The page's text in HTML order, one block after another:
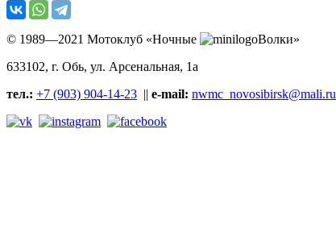
© 1989—2021 Мотоклуб «Ночные
Волки»
633102, г. Обь, ул. Арсенальная, 1а
тел.: +7 (903) 904-14-23 || e-mail: nwmc_novosibirsk@mali.ru